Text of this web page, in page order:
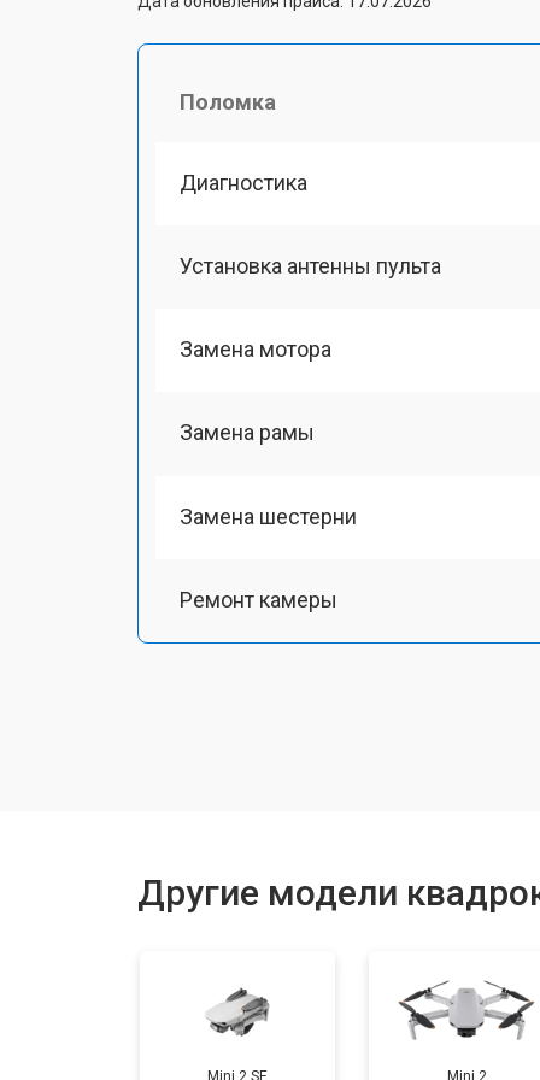
Поломка
Диагностика
Установка антенны пульта
Замена мотора
Замена рамы
Замена шестерни
Ремонт камеры
Замена GPS-модуля
Другие модели
Mini 2 SE Mini 2